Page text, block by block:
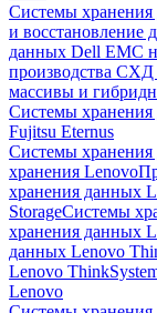
Системы
и восстановление
данных Dell EMC
производства
массивы и
Системы
Fujitsu Eternus
Системы
хранения Lenovo
хранения данных
StorageСистемы
хранения данных
данных Lenovo
Lenovo
Lenovo